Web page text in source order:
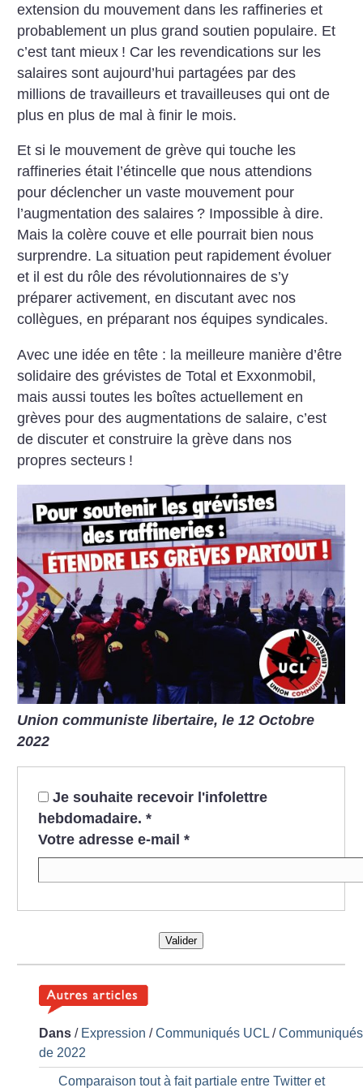
extension du mouvement dans les raffineries et
probablement un plus grand soutien populaire. Et
c’est tant mieux ! Car les revendications sur les
salaires sont aujourd’hui partagées par des
millions de travailleurs et travailleuses qui ont de
plus en plus de mal à finir le mois.
Et si le mouvement de grève qui touche les
raffineries était l’étincelle que nous attendions
pour déclencher un vaste mouvement pour
l’augmentation des salaires ? Impossible à dire.
Mais la colère couve et elle pourrait bien nous
surprendre. La situation peut rapidement évoluer
et il est du rôle des révolutionnaires de s’y
préparer activement, en discutant avec nos
collègues, en préparant nos équipes syndicales.
Avec une idée en tête : la meilleure manière d’être
solidaire des grévistes de Total et Exxonmobil,
mais aussi toutes les boîtes actuellement en
grèves pour des augmentations de salaire, c’est
de discuter et construire la grève dans nos
propres secteurs !
Union communiste libertaire, le 12 Octobre
2022
Je souhaite recevoir l'infolettre
hebdomadaire. *
Votre adresse e-mail *
Valider
Dans / Expression /Communiqués UCL /Communiqués
de 2022
Comparaison tout à fait partiale entre Twitter et